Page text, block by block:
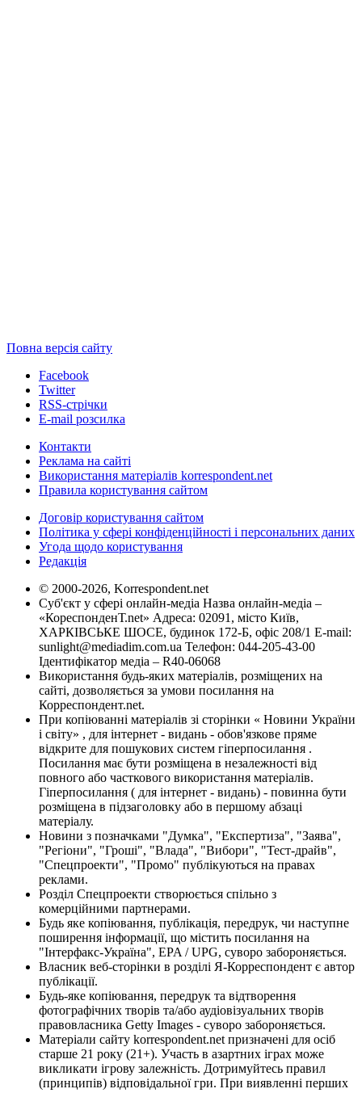
Повна версія сайту
Facebook
Twitter
RSS-стрічки
E-mail розсилка
Контакти
Реклама на сайті
Використання матеріалів korrespondent.net
Правила користування сайтом
Договір користування сайтом
Політика у сфері конфіденційності і персональних даних
Угода щодо користування
Редакція
© 2000-2026, Korrespondent.net
Суб'єкт у сфері онлайн-медіа Назва онлайн-медіа –
«КореспонденТ.net» Адреса: 02091, місто Київ,
ХАРКІВСЬКЕ ШОСЕ, будинок 172-Б, офіс 208/1 E-mail:
sunlight@mediadim.com.ua Телефон: 044-205-43-00
Ідентифікатор медіа – R40-06068
Використання будь-яких матеріалів, розміщених на
сайті, дозволяється за умови посилання на
Корреспондент.net.
При копіюванні матеріалів зі сторінки « Новини України
і світу» , для інтернет - видань - обов'язкове пряме
відкрите для пошукових систем гіперпосилання .
Посилання має бути розміщена в незалежності від
повного або часткового використання матеріалів.
Гіперпосилання ( для інтернет - видань) - повинна бути
розміщена в підзаголовку або в першому абзаці
матеріалу.
Новини з позначками "Думка", "Експертиза", "Заява",
"Регіони", "Гроші", "Влада", "Вибори", "Тест-драйв",
"Спецпроекти", "Промо" публікуються на правах
реклами.
Розділ Спецпроекти створюється спільно з
комерційними партнерами.
Будь яке копіювання, публікація, передрук, чи наступне
поширення інформації, що містить посилання на
"Інтерфакс-Україна", EPA / UPG, суворо забороняється.
Власник веб-сторінки в розділі Я-Корреспондент є автор
публікації.
Будь-яке копіювання, передрук та відтворення
фотографічних творів та/або аудіовізуальних творів
правовласника Getty Images - суворо забороняється.
Матеріали сайту korrespondent.net призначені для осіб
старше 21 року (21+). Участь в азартних іграх може
викликати ігрову залежність. Дотримуйтесь правил
(принципів) відповідальної гри. При виявленні перших